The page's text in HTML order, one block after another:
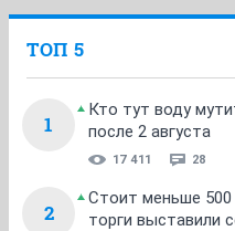
ТОП 5
1
Кто тут воду
после 2 августа
17 411 28
2
Стоит меньше 500
торги выставили